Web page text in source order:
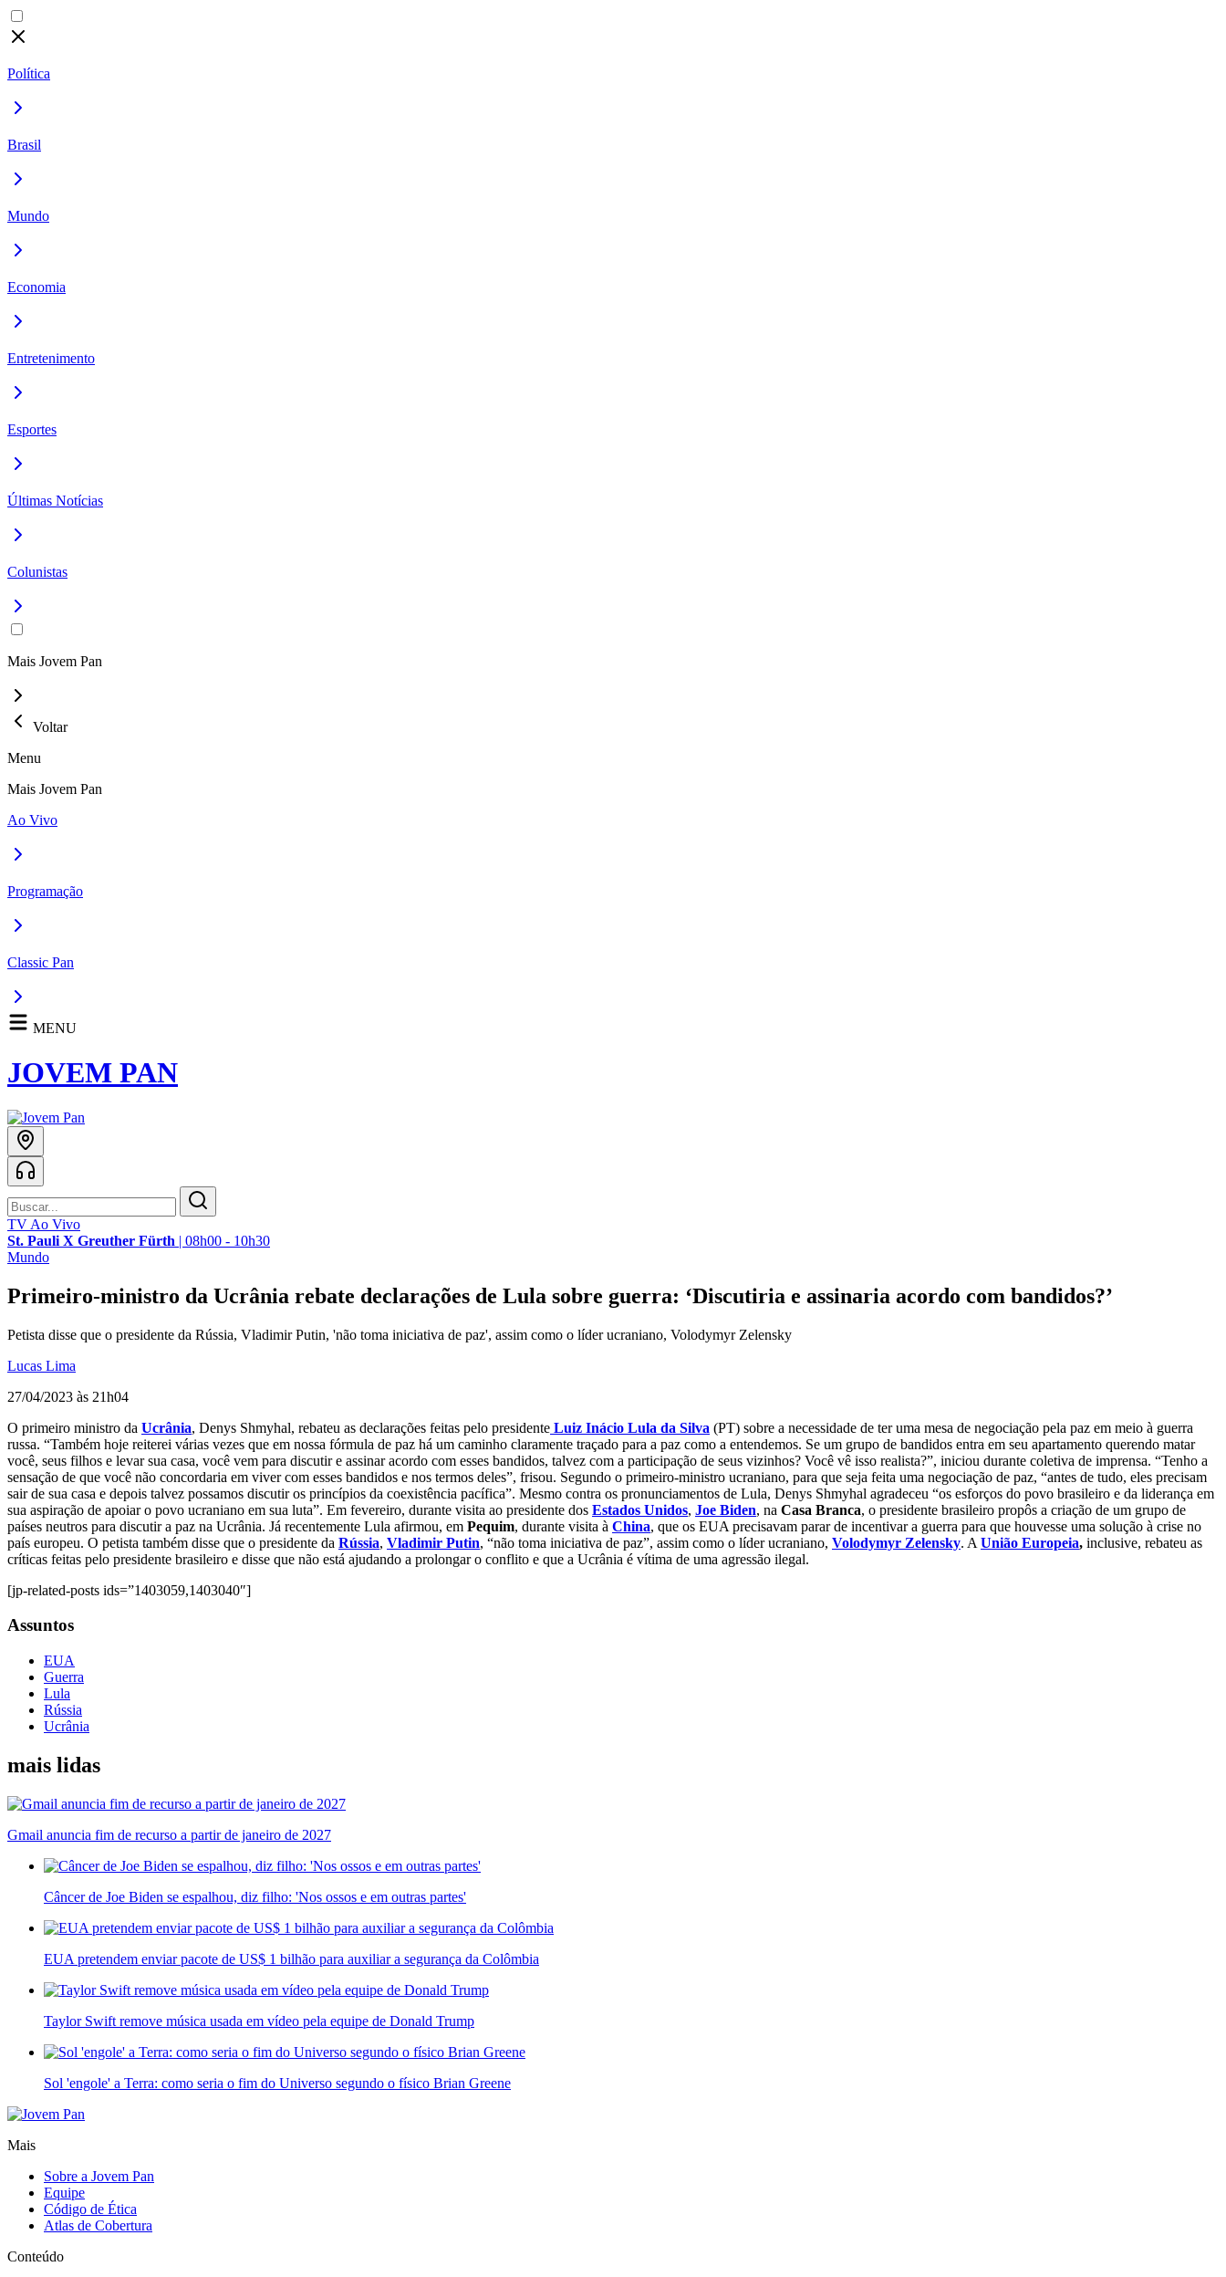
Política
Brasil
Mundo
Economia
Entretenimento
Esportes
Últimas Notícias
Colunistas
Mais Jovem Pan
Voltar
Menu
Mais Jovem Pan
Ao Vivo
Programação
Classic Pan
MENU
JOVEM PAN
TV Ao Vivo
St. Pauli X Greuther Fürth | 08h00 - 10h30
Mundo
Primeiro-ministro da Ucrânia rebate declarações de Lula sobre guerra: ‘Discutiria e assinaria acordo com bandidos?’
Petista disse que o presidente da Rússia, Vladimir Putin, 'não toma iniciativa de paz', assim como o líder ucraniano, Volodymyr Zelensky
Lucas Lima
27/04/2023 às 21h04
O primeiro ministro da Ucrânia, Denys Shmyhal, rebateu as declarações feitas pelo presidente Luiz Inácio Lula da Silva (PT) sobre a necessidade de ter uma mesa de negociação pela paz em meio à guerra
russa. “Também hoje reiterei várias vezes que em nossa fórmula de paz há um caminho claramente traçado para a paz como a entendemos. Se um grupo de bandidos entra em seu apartamento querendo matar
você, seus filhos e levar sua casa, você vem para discutir e assinar acordo com esses bandidos, talvez com a participação de seus vizinhos? Você vê isso realista?”, iniciou durante coletiva de imprensa. “Tenho a
sensação de que você não concordaria em viver com esses bandidos e nos termos deles”, frisou. Segundo o primeiro-ministro ucraniano, para que seja feita uma negociação de paz, “antes de tudo, eles precisam
sair de sua casa e depois talvez possamos discutir os princípios da coexistência pacífica”. Mesmo contra os pronunciamentos de Lula, Denys Shmyhal agradeceu “os esforços do povo brasileiro e da liderança em
sua aspiração de apoiar o povo ucraniano em sua luta”. Em fevereiro, durante visita ao presidente dos Estados Unidos, Joe Biden, na Casa Branca, o presidente brasileiro propôs a criação de um grupo de
países neutros para discutir a paz na Ucrânia. Já recentemente Lula afirmou, em Pequim, durante visita à China, que os EUA precisavam parar de incentivar a guerra para que houvesse uma solução à crise no
país europeu. O petista também disse que o presidente da Rússia, Vladimir Putin, “não toma iniciativa de paz”, assim como o líder ucraniano, Volodymyr Zelensky. A União Europeia, inclusive, rebateu as
críticas feitas pelo presidente brasileiro e disse que não está ajudando a prolongar o conflito e que a Ucrânia é vítima de uma agressão ilegal.
[jp-related-posts ids=”1403059,1403040″]
Assuntos
EUA
Guerra
Lula
Rússia
Ucrânia
mais lidas
Gmail anuncia fim de recurso a partir de janeiro de 2027
Câncer de Joe Biden se espalhou, diz filho: 'Nos ossos e em outras partes'
EUA pretendem enviar pacote de US$ 1 bilhão para auxiliar a segurança da Colômbia
Taylor Swift remove música usada em vídeo pela equipe de Donald Trump
Sol 'engole' a Terra: como seria o fim do Universo segundo o físico Brian Greene
Mais
Sobre a Jovem Pan
Equipe
Código de Ética
Atlas de Cobertura
Conteúdo